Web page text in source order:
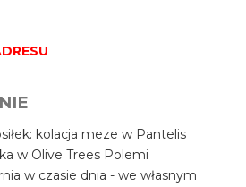
kolacja meze w Pantelis
w Olive Trees Polemi
w czasie dnia - we własnym